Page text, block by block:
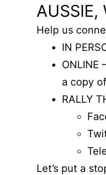
AUSSIE,
Help us
IN
ONLINE
a copy
RALLY
Let’s put a